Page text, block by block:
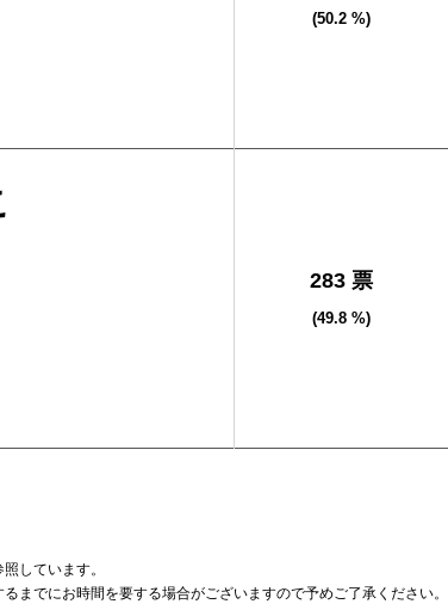
(50.2 %)
283 票
(49.8 %)
しています。
でにお時間を要する場合がございますので予めご了承ください。